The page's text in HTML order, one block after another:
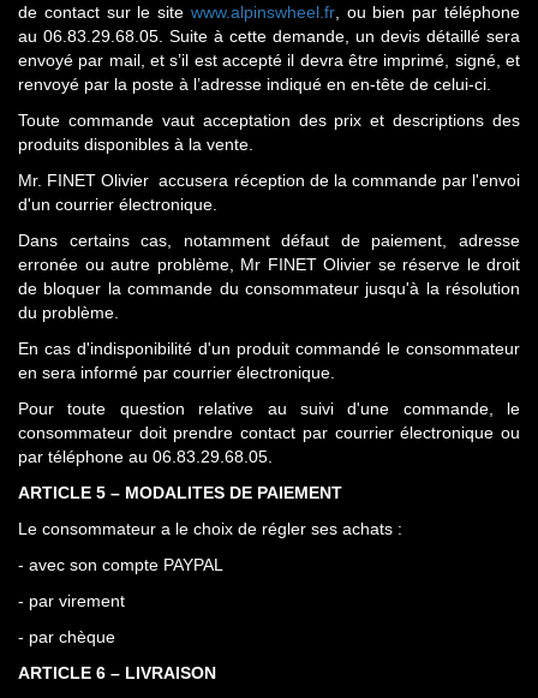
de contact sur le site www.alpinswheel.fr, ou bien par téléphone
au 06.83.29.68.05. Suite à cette demande, un devis détaillé sera
envoyé par mail, et s’il est accepté il devra être imprimé, signé, et
renvoyé par la poste à l’adresse indiqué en en-tête de celui-ci.
Toute commande vaut acceptation des prix et descriptions des
produits disponibles à la vente.
Mr. FINET Olivier accusera réception de la commande par l'envoi
d'un courrier électronique.
Dans certains cas, notamment défaut de paiement, adresse
erronée ou autre problème, Mr FINET Olivier se réserve le droit
de bloquer la commande du consommateur jusqu'à la résolution
du problème.
En cas d'indisponibilité d'un produit commandé le consommateur
en sera informé par courrier électronique.
Pour toute question relative au suivi d'une commande, le
consommateur doit prendre contact par courrier électronique ou
par téléphone au 06.83.29.68.05.
ARTICLE 5 – MODALITES DE PAIEMENT
Le consommateur a le choix de régler ses achats :
- avec son compte PAYPAL
- par virement
- par chèque
ARTICLE 6 – LIVRAISON